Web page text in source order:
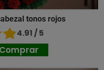
tonos rojos
4.91 / 5
Comprar